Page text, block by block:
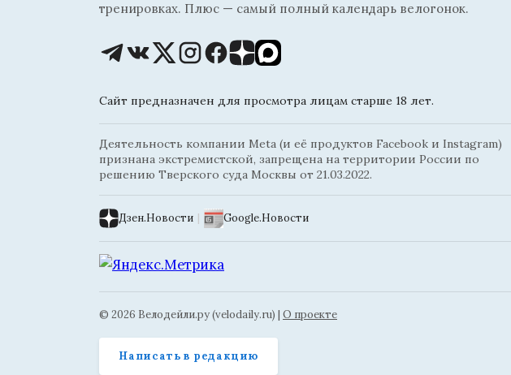
тренировках. Плюс — самый полный календарь велогонок.
Сайт предназначен для просмотра лицам старше 18 лет.
Деятельность компании Meta (и её продуктов Facebook и Instagram)
признана экстремистской, запрещена на территории России по
решению Тверского суда Москвы от 21.03.2022.
Дзен.Новости | Google.Новости
© 2026 Велодейли.ру (velodaily.ru) | О проекте
Написать в редакцию